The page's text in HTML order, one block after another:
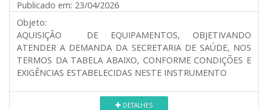
Publicado em: 23/04/2026
Objeto:
AQUISIÇÃO DE EQUIPAMENTOS, OBJETIVANDO
ATENDER A DEMANDA DA SECRETARIA DE SAÚDE, NOS
TERMOS DA TABELA ABAIXO, CONFORME CONDIÇÕES E
EXIGÊNCIAS ESTABELECIDAS NESTE INSTRUMENTO
DETALHES